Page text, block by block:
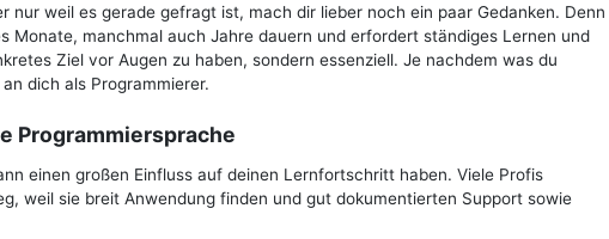
nur weil es gerade gefragt ist, mach dir lieber noch ein paar Gedanken. Denn
Monate, manchmal auch Jahre dauern und erfordert ständiges Lernen und
Ziel vor Augen zu haben, sondern essenziell. Je nachdem was du
dich als Programmierer.
Programmiersprache
einen großen Einfluss auf deinen Lernfortschritt haben. Viele Profis
weil sie breit Anwendung finden und gut dokumentierten Support sowie